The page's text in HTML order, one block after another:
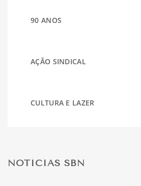
90 ANOS
AÇÃO SINDICAL
CULTURA E LAZER
NOTÍCIAS SBN